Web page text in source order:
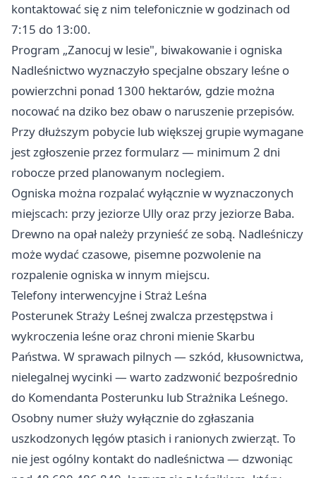
kontaktować się z nim telefonicznie w godzinach od
7:15 do 13:00.
Program „Zanocuj w lesie", biwakowanie i ogniska
Nadleśnictwo wyznaczyło specjalne obszary leśne o
powierzchni ponad 1300 hektarów, gdzie można
nocować na dziko bez obaw o naruszenie przepisów.
Przy dłuższym pobycie lub większej grupie wymagane
jest zgłoszenie przez formularz — minimum 2 dni
robocze przed planowanym noclegiem.
Ogniska można rozpalać wyłącznie w wyznaczonych
miejscach: przy jeziorze Ully oraz przy jeziorze Baba.
Drewno na opał należy przynieść ze sobą. Nadleśniczy
może wydać czasowe, pisemne pozwolenie na
rozpalenie ogniska w innym miejscu.
Telefony interwencyjne i Straż Leśna
Posterunek Straży Leśnej zwalcza przestępstwa i
wykroczenia leśne oraz chroni mienie Skarbu
Państwa. W sprawach pilnych — szkód, kłusownictwa,
nielegalnej wycinki — warto zadzwonić bezpośrednio
do Komendanta Posterunku lub Strażnika Leśnego.
Osobny numer służy wyłącznie do zgłaszania
uszkodzonych lęgów ptasich i ranionych zwierząt. To
nie jest ogólny kontakt do nadleśnictwa — dzwoniąc